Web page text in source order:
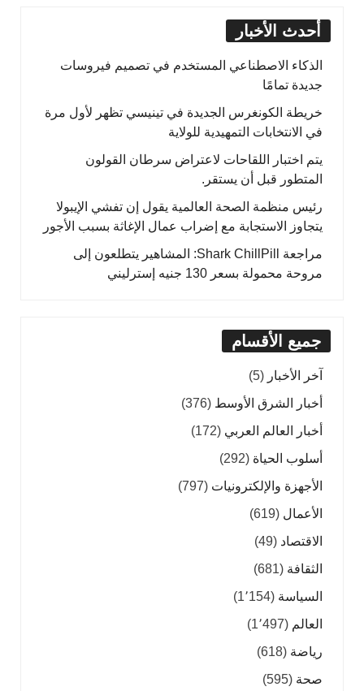
أحدث الأخبار
الذكاء الاصطناعي المستخدم في تصميم فيروسات
جديدة تمامًا
خريطة الكونغرس الجديدة في تينيسي تظهر لأول مرة
في الانتخابات التمهيدية للولاية
يتم اختبار اللقاحات لاعتراض سرطان القولون
المتطور قبل أن يستقر.
رئيس منظمة الصحة العالمية يقول إن تفشي الإيبولا
يتجاوز الاستجابة مع إضراب عمال الإغاثة بسبب الأجور
مراجعة Shark ChillPill: المشاهير يتطلعون إلى
مروحة محمولة بسعر 130 جنيه إسترليني
جميع الأقسام
آخر الأخبار (5)
أخبار الشرق الأوسط (376)
أخبار العالم العربي (172)
أسلوب الحياة (292)
الأجهزة والإلكترونيات (797)
الأعمال (619)
الاقتصاد (49)
الثقافة (681)
السياسة (1٬154)
العالم (1٬497)
رياضة (618)
صحة (595)